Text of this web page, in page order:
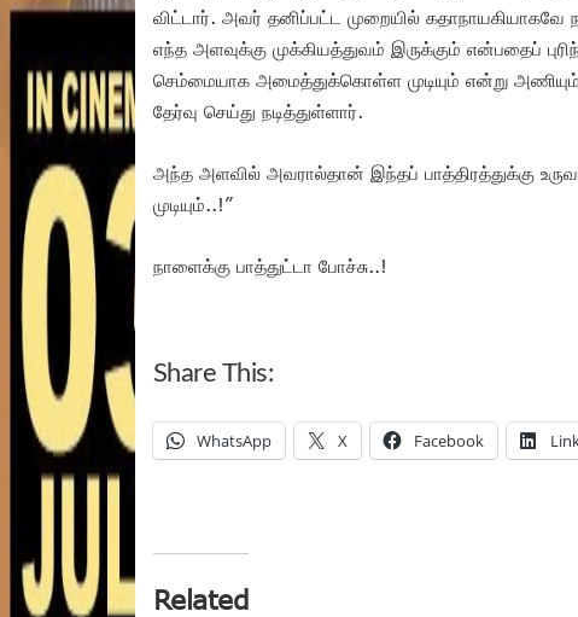
விட்டார். அவர் தனிப்பட்ட முறையில் கதாநாயகியாகவே
எந்த அளவுக்கு முக்கியத்துவம் இருக்கும் என்பதைப்
செம்மையாக அமைத்துக்கொள்ள முடியும் என்று
தேர்வு செய்து நடித்துள்ளார்.
அந்த அளவில் அவரால்தான் இந்தப் பாத்திரத்துக்கு
முடியும்..!”
நாளைக்கு பாத்துட்டா போச்சு..!
Share This:
WhatsApp X Facebook
Related